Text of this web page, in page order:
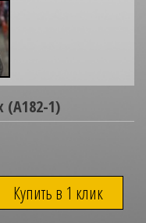
(A182-1)
Купить в 1 клик